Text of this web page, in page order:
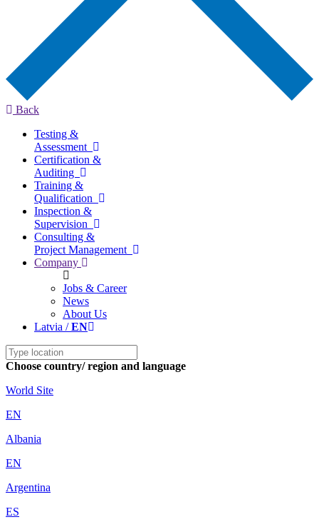
Back
Testing &
Assessment
Certification &
Auditing
Training &
Qualification
Inspection &
Supervision
Consulting &
Project Management
Company
Jobs & Career
News
About Us
Latvia /EN
Choose country/ region and language
World Site
EN
Albania
EN
Argentina
ES